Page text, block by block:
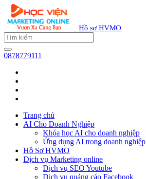
Hồ sơ HVMO
0878779111
Trang chủ
AI Cho Doanh Nghiệp
Khóa học AI cho doanh nghiệp
Ứng dụng AI trong doanh nghiệp
Hồ Sơ HVMO
Dịch vụ Marketing online
Dịch vụ SEO Youtube
Dịch vụ quảng cáo Facebook